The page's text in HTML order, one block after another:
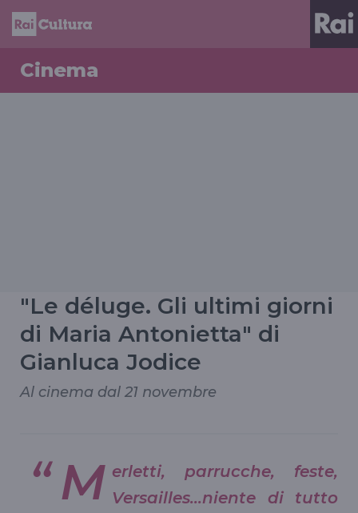
Cinema
"Le déluge. Gli ultimi giorni
di Maria Antonietta" di
Gianluca Jodice
Al cinema dal 21 novembre
M erletti, parrucche, feste,
Versailles...niente di tutto